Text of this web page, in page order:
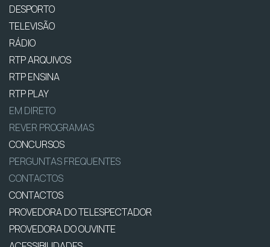
DESPORTO
TELEVISÃO
RÁDIO
RTP ARQUIVOS
RTP ENSINA
RTP PLAY
EM DIRETO
REVER PROGRAMAS
CONCURSOS
PERGUNTAS FREQUENTES
CONTACTOS
CONTACTOS
PROVEDORA DO TELESPECTADOR
PROVEDORA DO OUVINTE